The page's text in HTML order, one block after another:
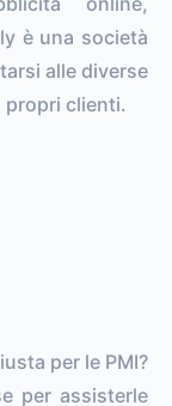
è una società
alle diverse
propri clienti.
per le PMI?
per assisterle